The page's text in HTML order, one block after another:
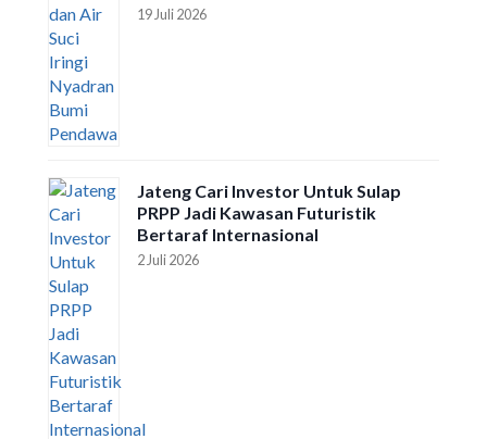
19 Juli 2026
Jateng Cari Investor Untuk Sulap
PRPP Jadi Kawasan Futuristik
Bertaraf Internasional
2 Juli 2026